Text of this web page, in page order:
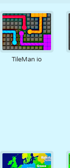
TileMan io